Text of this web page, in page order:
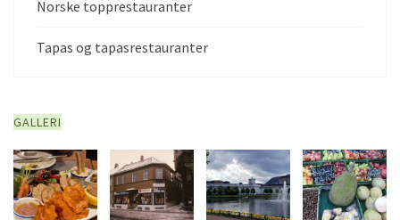
Norske topprestauranter
Tapas og tapasrestauranter
GALLERI